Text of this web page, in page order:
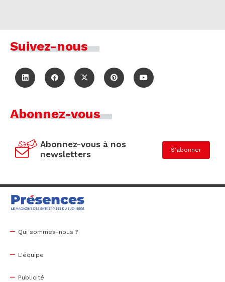
Suivez-nous
Abonnez-vous
Abonnez-vous à nos
newsletters
S'abonner
Qui sommes-nous ?
L'équipe
Publicité